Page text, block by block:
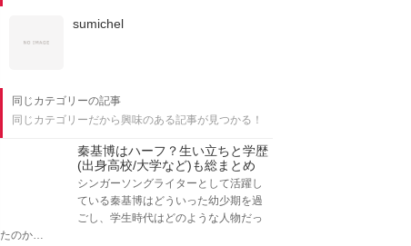
sumichel
同じカテゴリーの記事
同じカテゴリーだから興味のある記事が見つかる！
秦基博はハーフ？生い立ちと学歴
(出身高校/大学など)も総まとめ
シンガーソングライターとして活躍し
ている秦基博はどういった幼少期を過
ごし、学生時代はどのような人物だっ
たのか…